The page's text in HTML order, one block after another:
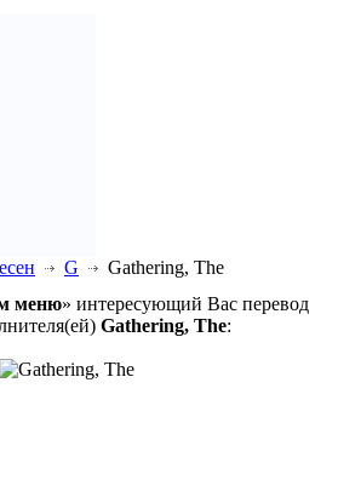
G
Gathering, The
меню» интересующий Вас перевод
Gathering, The: